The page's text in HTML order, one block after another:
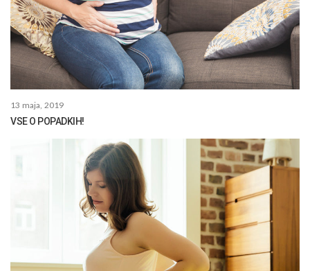
13 maja, 2019
VSE O POPADKIH!